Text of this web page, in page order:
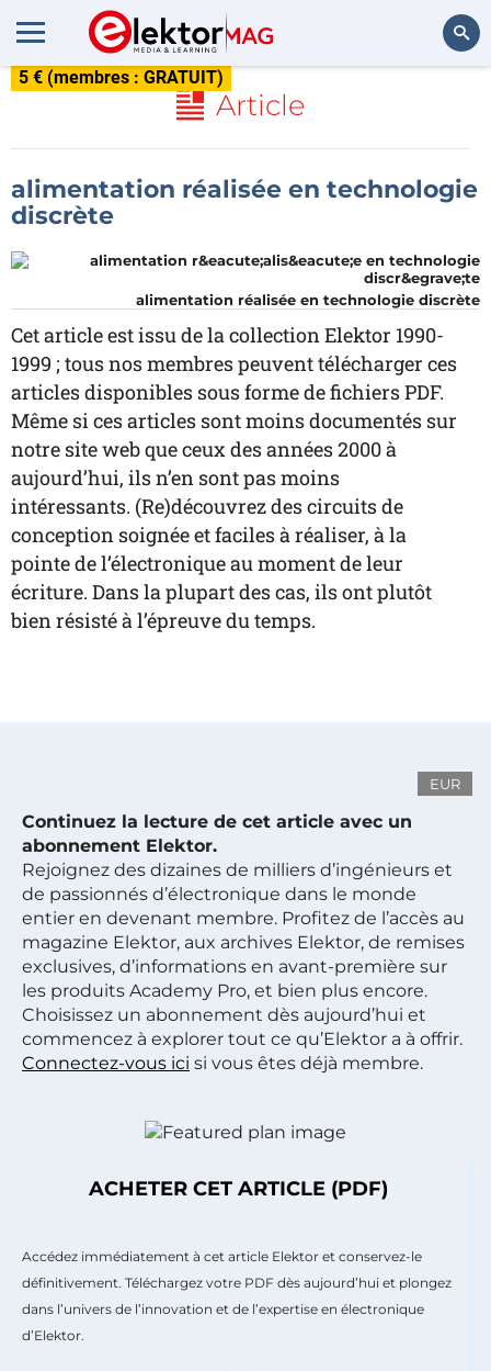
5 € (membres : GRATUIT)
Article
alimentation réalisée en technologie
discrète
alimentation réalisée en technologie discrète
Cet article est issu de la collection Elektor 1990-
1999 ; tous nos membres peuvent télécharger ces
articles disponibles sous forme de fichiers PDF.
Même si ces articles sont moins documentés sur
notre site web que ceux des années 2000 à
aujourd’hui, ils n’en sont pas moins
intéressants. (Re)découvrez des circuits de
conception soignée et faciles à réaliser, à la
pointe de l’électronique au moment de leur
écriture. Dans la plupart des cas, ils ont plutôt
bien résisté à l’épreuve du temps.
EUR
Continuez la lecture de cet article avec un
abonnement Elektor.
Rejoignez des dizaines de milliers d’ingénieurs et
de passionnés d’électronique dans le monde
entier en devenant membre. Profitez de l’accès au
magazine Elektor, aux archives Elektor, de remises
exclusives, d’informations en avant-première sur
les produits Academy Pro, et bien plus encore.
Choisissez un abonnement dès aujourd’hui et
commencez à explorer tout ce qu’Elektor a à offrir.
Connectez-vous ici si vous êtes déjà membre.
ACHETER CET ARTICLE (PDF)
Accédez immédiatement à cet article Elektor et conservez-le
définitivement. Téléchargez votre PDF dès aujourd’hui et plongez
dans l’univers de l’innovation et de l’expertise en électronique
d’Elektor.